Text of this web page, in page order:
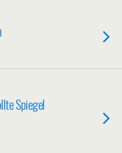
Spiegel